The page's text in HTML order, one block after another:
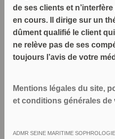
de ses clients et
en cours. Il dirige sur un
dûment qualifié le client
ne relève pas de ses
toujours l’avis de votre
Mentions légales du site,
et conditions générales de
ADMR SEINE MARITIME SOPHROLOGIE